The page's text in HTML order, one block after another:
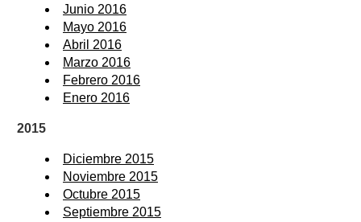
Junio 2016
Mayo 2016
Abril 2016
Marzo 2016
Febrero 2016
Enero 2016
2015
Diciembre 2015
Noviembre 2015
Octubre 2015
Septiembre 2015